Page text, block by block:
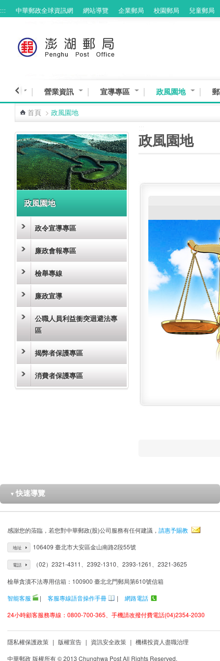
跳到主要內容區塊
::: 中華郵政全球資訊網 網站導覽 企業郵局 校園郵局 兒童郵局
服務 營業資訊 宣導專區 政風園地
首頁 > 政風園地
政風園地
政令宣導專區
廉政會報專區
檢舉專線
廉政宣導
公職人員利益衝突迴避法專
區
揭弊者保護專區
消費者保護專區
政風園地
▼ 快速導覽
感謝您的蒞臨，若您對中華郵政(股)公司服務有任何建議， 請惠予賜教
地址 106409 臺北市大安區金山南路2段55號
電話 （02）2321-4311、2392-1310、2393-1261、2321-3625
檢舉貪瀆不法專用信箱：100900 臺北北門郵局第610號信箱
智能客服
| 客服專線語音操作手冊 |
網路電話
24小時顧客服務專線：0800-700-365、手機請改撥付費電話(04)2354-2030
隱私權保護政策 | 版權宣告 | 資訊安全政策 | 機構投資人盡職治理
中華郵政 版權所有 © 2013 Chunghwa Post All Rights Reserved.